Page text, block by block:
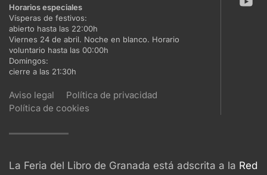
Horarios especiales
Vísperas de festivos:
abierto hasta las 22:00h
Viernes 24 de abril. Noche en blanco. Horario
voluntario hasta las 00:00h
Domingos:
cierre a las 21:30h
Aviso legal
Política de privacidad
Política de cookies
La Feria del Libro de Granada está adscrita a la Red